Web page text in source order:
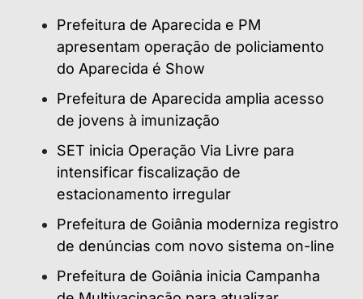
Prefeitura de Aparecida e PM
apresentam operação de policiamento
do Aparecida é Show
Prefeitura de Aparecida amplia acesso
de jovens à imunização
SET inicia Operação Via Livre para
intensificar fiscalização de
estacionamento irregular
Prefeitura de Goiânia moderniza registro
de denúncias com novo sistema on-line
Prefeitura de Goiânia inicia Campanha